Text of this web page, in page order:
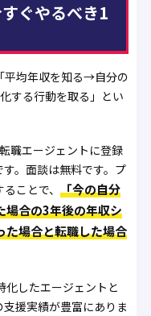
ぐやるべき1
平均年収を知る→自分の
する行動を取る」とい
転職エージェントに登録
す。面談は無料です。プ
ことで、 「今の自分
場合の3年後の年収シ
た場合と転職した場合
化したエージェントと
援実績が豊富にありま